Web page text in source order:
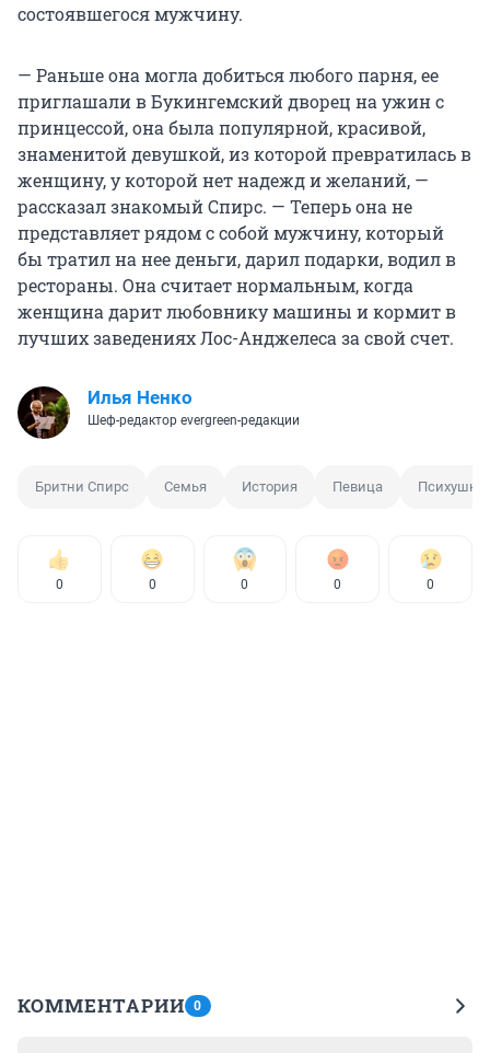
состоявшегося мужчину.
— Раньше она могла добиться любого парня, ее
приглашали в Букингемский дворец на ужин с
принцессой, она была популярной, красивой,
знаменитой девушкой, из которой превратилась в
женщину, у которой нет надежд и желаний, —
рассказал знакомый Спирс. — Теперь она не
представляет рядом с собой мужчину, который
бы тратил на нее деньги, дарил подарки, водил в
рестораны. Она считает нормальным, когда
женщина дарит любовнику машины и кормит в
лучших заведениях Лос-Анджелеса за свой счет.
Илья Ненко
Шеф-редактор evergreen-редакции
Бритни Спирс Семья История Певица Психушка
0 0 0 0 0
КОММЕНТАРИИ 0